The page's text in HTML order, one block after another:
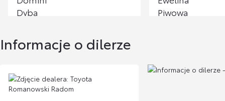
Cena
Michał Sałacki
Informacje o dilerze